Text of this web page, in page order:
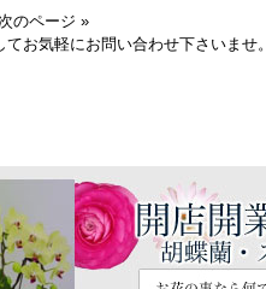
のページ »
お気軽にお問い合わせ下さいませ。